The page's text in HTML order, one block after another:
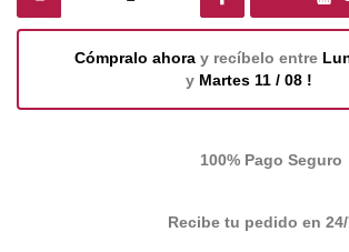
Cómpralo ahora y recíbelo entre
y Martes 11 / 08 !
100% Pago Seguro
Recibe tu pedido en